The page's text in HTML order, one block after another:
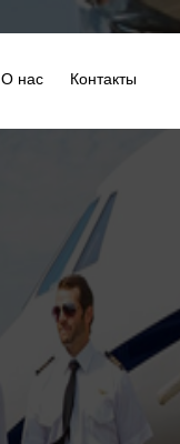
О нас Контакты